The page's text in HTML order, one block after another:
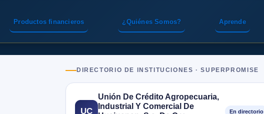
Productos financieros ¿Quiénes Somos? Aprende
DIRECTORIO DE INSTITUCIONES · SUPERPROMISE
UC
Unión De Crédito Agropecuaria,
Industrial Y Comercial De
En directorio